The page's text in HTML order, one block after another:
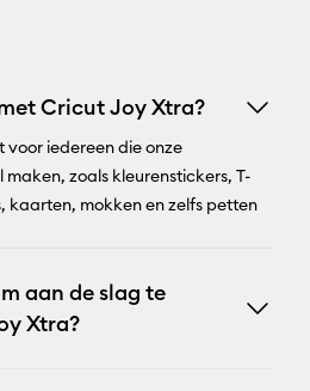
Cricut Joy Xtra?
iedereen die onze
zoals kleurenstickers, T-
kaarten, mokken en zelfs petten
aan de slag te
Xtra?